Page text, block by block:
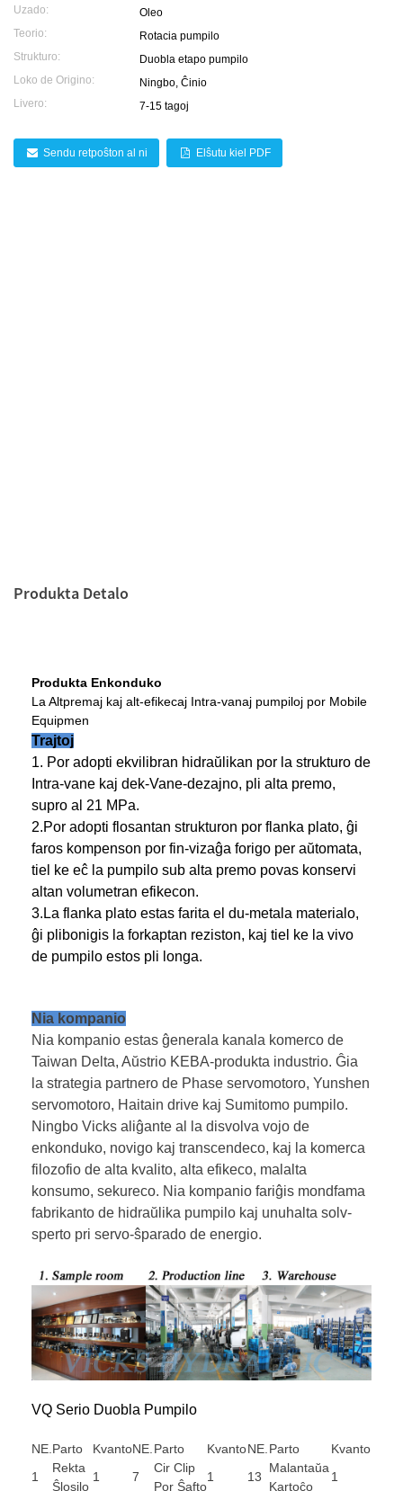
Uzado:
Oleo
Teorio:
Rotacia pumpilo
Strukturo:
Duobla etapo pumpilo
Loko de Origino:
Ningbo, Ĉinio
Livero:
7-15 tagoj
Sendu retpoŝton al ni Elŝutu kiel PDF
Produkta Detalo
Produkta Enkonduko
La Altpremaj kaj alt-efikecaj Intra-vanaj pumpiloj por Mobile
Equipmen
Trajtoj
1. Por adopti ekvilibran hidraŭlikan por la strukturo de
Intra-vane kaj dek-Vane-dezajno, pli alta premo,
supro al 21 MPa.
2.Por adopti flosantan strukturon por flanka plato, ĝi
faros kompenson por fin-vizaĝa forigo per aŭtomata,
tiel ke eĉ la pumpilo sub alta premo povas konservi
altan volumetran efikecon.
3.La flanka plato estas farita el du-metala materialo,
ĝi plibonigis la forkaptan reziston, kaj tiel ke la vivo
de pumpilo estos pli longa.
Nia kompanio
Nia kompanio estas ĝenerala kanala komerco de
Taiwan Delta, Aŭstrio KEBA-produkta industrio. Ĝia
la strategia partnero de Phase servomotoro, Yunshen
servomotoro, Haitain drive kaj Sumitomo pumpilo.
Ningbo Vicks aliĝante al la disvolva vojo de
enkonduko, novigo kaj transcendeco, kaj la komerca
filozofio de alta kvalito, alta efikeco, malalta
konsumo, sekureco. Nia kompanio fariĝis mondfama
fabrikanto de hidraŭlika pumpilo kaj unuhalta solv-
sperto pri servo-ŝparado de energio.
VQ Serio Duobla Pumpilo
NE.Parto KvantoNE.Parto KvantoNE.Parto
Kvanto
1
Rekta
Ŝlosilo
1 7
Cir Clip
Por Ŝafto
1 13
Malantaŭa
Kartoĉo
1